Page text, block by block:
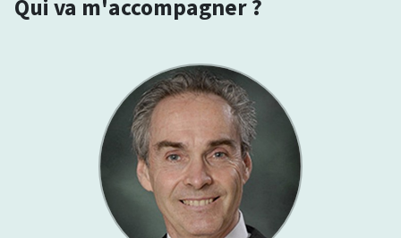
Qui va m'accompagner ?